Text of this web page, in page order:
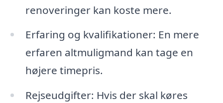
renoveringer kan koste mere.
Erfaring og kvalifikationer: En mere
erfaren altmuligmand kan tage en
højere timepris.
Rejseudgifter: Hvis der skal køres